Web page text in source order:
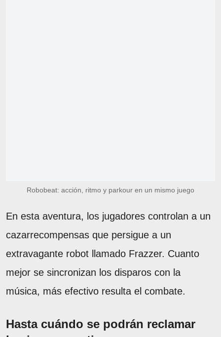
Robobeat: acción, ritmo y parkour en un mismo juego
En esta aventura, los jugadores controlan a un
cazarrecompensas que persigue a un
extravagante robot llamado Frazzer. Cuanto
mejor se sincronizan los disparos con la
música, más efectivo resulta el combate.
Hasta cuándo se podrán reclamar